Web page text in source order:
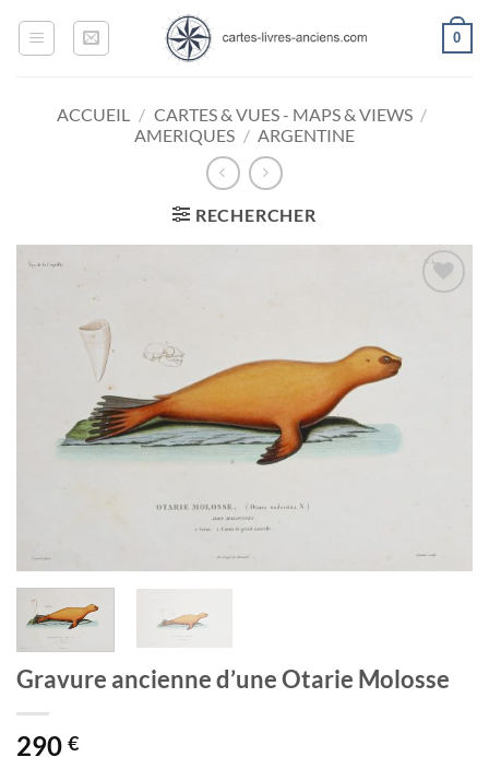
0
ACCUEIL / CARTES & VUES - MAPS & VIEWS /
AMERIQUES / ARGENTINE
RECHERCHER
Gravure ancienne d’une Otarie Molosse
290 €